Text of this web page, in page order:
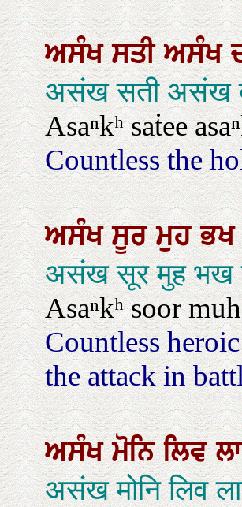
ਅਸੰਖਸਤੀਅਸੰਖ
असंख सती असंख
Asaⁿkʰ saṫee
Countless the
ਅਸੰਖਸੂਰਮੁਹ
असंख सूर मुह भख
Asaⁿkʰ soor
Countless
the attack in
ਅਸੰਖਮੋਨਿਲਿਵ
असंख मोनि लिव